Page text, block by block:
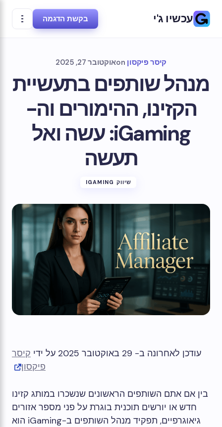
עכשיו ג'י בקשת הדגמה
קיסר פיקסון onאוקטובר 27, 2025
מנהל שותפים בתעשיית
הקזינו, ההימורים וה-
iGaming: עשה ואל
תעשה
שיווק IGAMING
עודכן לאחרונה ב- 29 באוקטובר 2025 על ידי
קיסר
פיקסון
בין אם אתם השותפים הראשונים שנשכרו במותג קזינו
חדש או יורשים תוכנית בוגרת על פני מספר אזורים
גיאוגרפיים, תפקיד מנהל השותפים ב-iGaming הוא